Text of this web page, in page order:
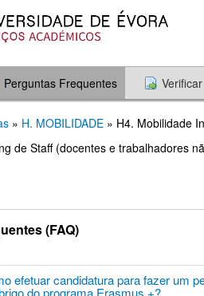
Perguntas Frequentes
» H. MOBILIDADE » H4. Mobilidade
de Staff (docentes e trabalhadores
(FAQ)
efetuar candidatura para fazer um
do programa Erasmus +?